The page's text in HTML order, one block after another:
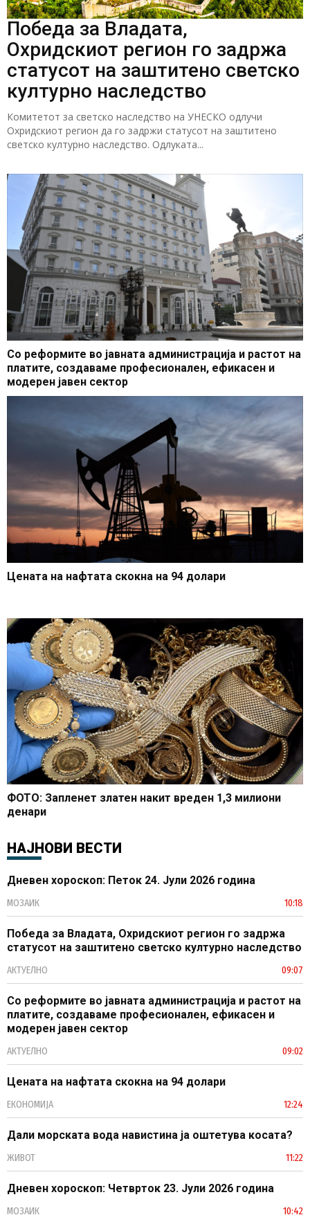
Победа за Владата,
Охридскиот регион го задржа
статусот на заштитено светско
културно наследство
Комитетот за светско наследство на УНЕСКО одлучи
Охридскиот регион да го задржи статусот на заштитено
светско културно наследство. Одлуката...
Со реформите во јавната администрација и растот на
платите, создаваме професионален, ефикасен и
модерен јавен сектор
Цената на нафтата скокна на 94 долари
ФОТО: Запленет златен накит вреден 1,3 милиони
денари
НАЈНОВИ ВЕСТИ
Дневен хороскоп: Петок 24. Јули 2026 година
МОЗАИК 10:18
Победа за Владата, Охридскиот регион го задржа
статусот на заштитено светско културно наследство
АКТУЕЛНО 09:07
Со реформите во јавната администрација и растот на
платите, создаваме професионален, ефикасен и
модерен јавен сектор
АКТУЕЛНО 09:02
Цената на нафтата скокна на 94 долари
ЕКОНОМИЈА 12:24
Дали морската вода навистина ја оштетува косата?
ЖИВОТ 11:22
Дневен хороскоп: Четврток 23. Јули 2026 година
МОЗАИК 10:42